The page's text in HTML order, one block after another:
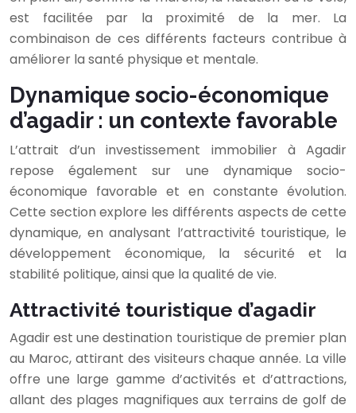
est facilitée par la proximité de la mer. La
combinaison de ces différents facteurs contribue à
améliorer la santé physique et mentale.
Dynamique socio-économique
d’agadir : un contexte favorable
L’attrait d’un investissement immobilier à Agadir
repose également sur une dynamique socio-
économique favorable et en constante évolution.
Cette section explore les différents aspects de cette
dynamique, en analysant l’attractivité touristique, le
développement économique, la sécurité et la
stabilité politique, ainsi que la qualité de vie.
Attractivité touristique d’agadir
Agadir est une destination touristique de premier plan
au Maroc, attirant des visiteurs chaque année. La ville
offre une large gamme d’activités et d’attractions,
allant des plages magnifiques aux terrains de golf de